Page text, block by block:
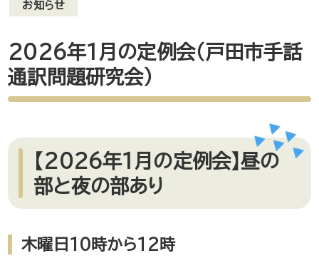
お知らせ
2026年1月の定例会（戸田市手話
通訳問題研究会）
【2026年1月の定例会】昼の
部と夜の部あり
木曜日10時から12時